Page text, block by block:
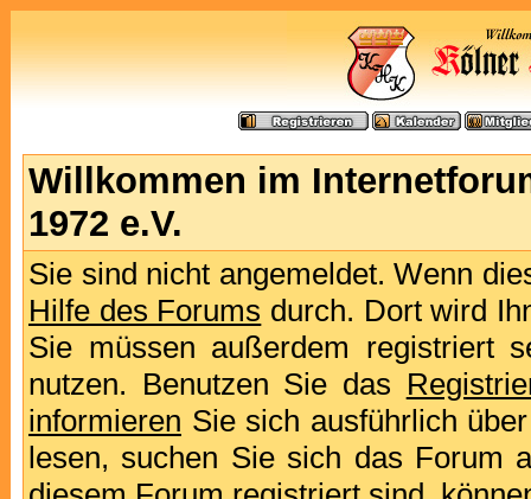
Willkommen im
1972 e.V.
Sie sind nicht angemeldet. Wenn
Hilfe des Forums durch. Dort wird
Sie müssen außerdem registriert
nutzen. Benutzen Sie das
informieren Sie sich ausführlich
lesen, suchen Sie sich das Forum